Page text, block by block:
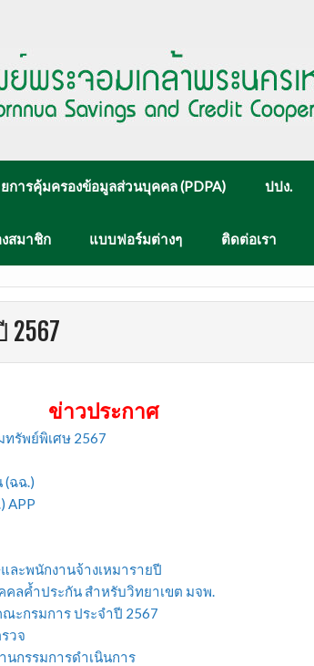
การคุ้มครองข้อมูลส่วนบุคคล (PDPA) ปปง.
สมาชิก แบบฟอร์มต่างๆ ติดต่อเรา
ข่าวประกาศ
ทรัพย์พิเศษ 2567
(ฉฉ.)
APP
ละพนักงานจ้างเหมารายปี
ลค้ำประกัน สำหรับวิทยาเขต มจพ.
ะกรมการ ประจำปี 2567
วจ
นกรรมการดำเนินการ